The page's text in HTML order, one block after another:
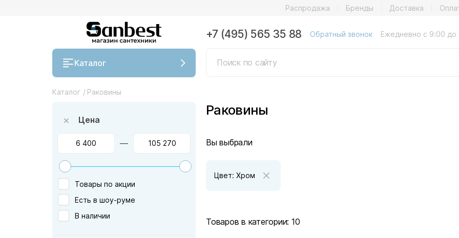
Распродажа Бренды Доставка
Каталог
+7 (495) 565 35 88 Обратный звонок Ежедневно с 9:00 до
Каталог / Раковины
Цена
—
Товары по акции
Есть в шоу-руме
В наличии
Раковины
Вы выбрали
Цвет: Хром
Товаров в категории: 10